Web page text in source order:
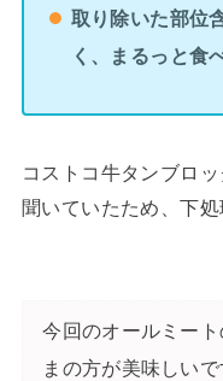
取り除いた部位
く、まるっと食
コストコ牛タンブロ
聞いていたため、下
今回のオールミー
まの方が美味しい